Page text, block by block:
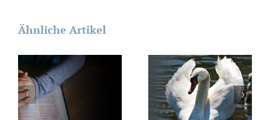
Ähnliche Artikel